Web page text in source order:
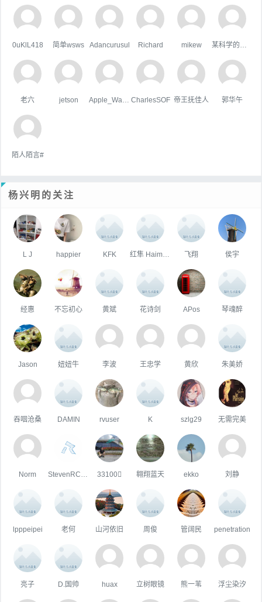
0uKlL418 简单wsws Adancurusul Richard mikew
老六 jetson CharlesSOF 帝王抚佳人 郭华午
陌人陌言#
杨兴明的关注
L J happier KFK 飞翔 侯宇
经惠 不忘初心 黄斌 花诗剑 APos 琴魂醉
Jason 妞妞牛 李波 王忠学 黄欣 朱美娇
吞咽沧桑 DAMIN rvuser K szlg29 无需完美
Norm 33100 翱翔蓝天 ekko 刘静
lpppeipei 老何 山河依旧 周俊 管阔民 penetration
亮子 D.国帅 huax 立树眼镜 熊一苇 浮尘染汐